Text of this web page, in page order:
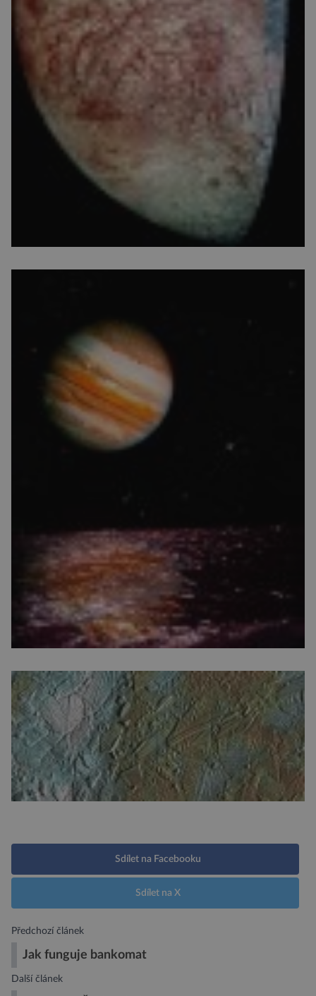
Sdílet na Facebooku
Sdílet na X
Předchozí článek
Jak funguje bankomat
Další článek